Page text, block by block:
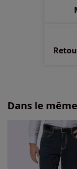
Dans le